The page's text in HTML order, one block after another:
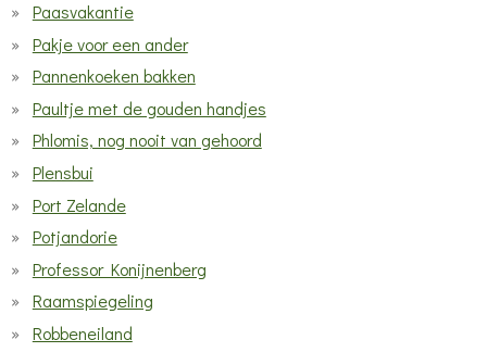
Paasvakantie
Pakje voor een ander
Pannenkoeken bakken
Paultje met de gouden handjes
Phlomis, nog nooit van gehoord
Plensbui
Port Zelande
Potjandorie
Professor Konijnenberg
Raamspiegeling
Robbeneiland